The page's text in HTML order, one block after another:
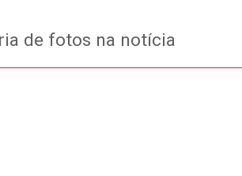
de fotos na notícia